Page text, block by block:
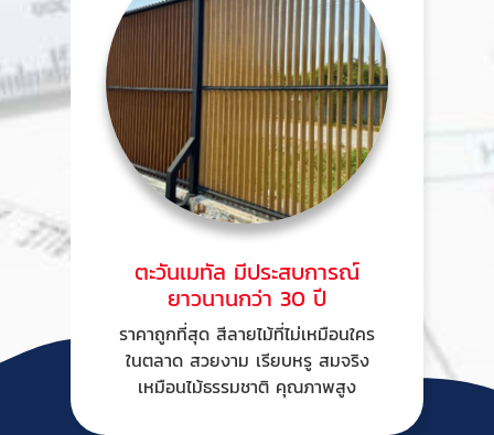
ตะวันเมทัล มีประสบการณ์
ยาวนานกว่า 30 ปี
ราคาถูกที่สุด สีลายไม้ที่ไม่เหมือนใคร
ในตลาด สวยงาม เรียบหรู สมจริง
เหมือนไม้ธรรมชาติ คุณภาพสูง